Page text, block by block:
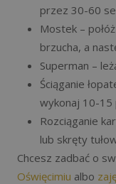
przez 30-60
Mostek –
brzucha, a
Superman –
Ściąganie
wykonaj 10-
Rozciąganie
lub skręty
Chcesz zadbać o
Oświęcimiu albo